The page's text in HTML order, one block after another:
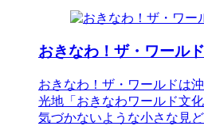
おきなわ！ザ・ワールド
おきなわ！ザ・ワールドは
光地「おきなわワールド文
気づかないような小さな見